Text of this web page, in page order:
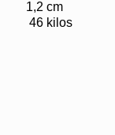
1,2 cm
46 kilos